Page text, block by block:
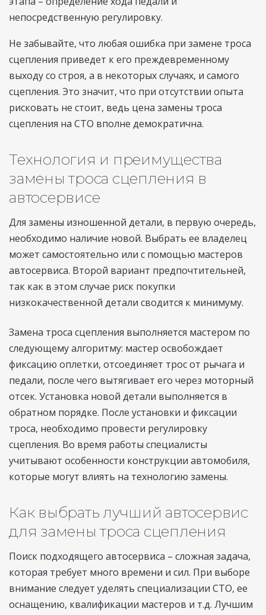
непосредственную регулировку.
Не забывайте, что любая ошибка при замене троса
сцепления приведет к его преждевременному
выходу со строя, а в некоторых случаях, и самого
сцепления. Это значит, что при отсутствии опыта
рисковать не стоит, ведь цена замены троса
сцепления на СТО вполне демократична.
Технология и преимущества
замены троса сцепления в
автосервисе
Для замены изношенной детали, в первую очередь,
необходимо наличие новой. Выбрать ее владелец
может самостоятельно или с помощью мастеров
автосервиса. Второй вариант предпочтительней,
так как в этом случае риск покупки
низкокачественной детали сводится к минимуму.
Замена троса сцепления выполняется мастером по
следующему алгоритму: мастер освобождает
фиксацию оплетки, отсоединяет трос от рычага и
педали, после чего вытягивает его через моторный
отсек. Установка новой детали выполняется в
обратном порядке. После установки и фиксации
троса, необходимо провести регулировку
сцепления. Во время работы специалисты
учитывают особенности конструкции автомобиля,
которые могут влиять на технологию замены.
Как выбрать лучший автосервис
для замены троса сцепления
Поиск подходящего автосервиса – сложная задача,
которая требует много времени и сил. При выборе
внимание следует уделять специализации СТО, ее
оснащению, квалификации мастеров и т.д. Лучшим